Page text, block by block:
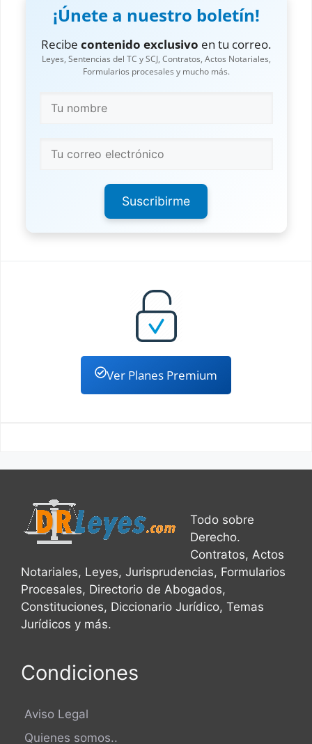
¡Únete a nuestro boletín!
Recibe contenido exclusivo en tu correo.
Leyes, Sentencias del TC y SCJ, Contratos, Actos Notariales,
Formularios procesales y mucho más.
Suscribirme
Ver Planes Premium
Todo sobre
Derecho.
Contratos, Actos
Notariales, Leyes, Jurisprudencias, Formularios
Procesales, Directorio de Abogados,
Constituciones, Diccionario Jurídico, Temas
Jurídicos y más.
Condiciones
Aviso Legal
Quienes somos..